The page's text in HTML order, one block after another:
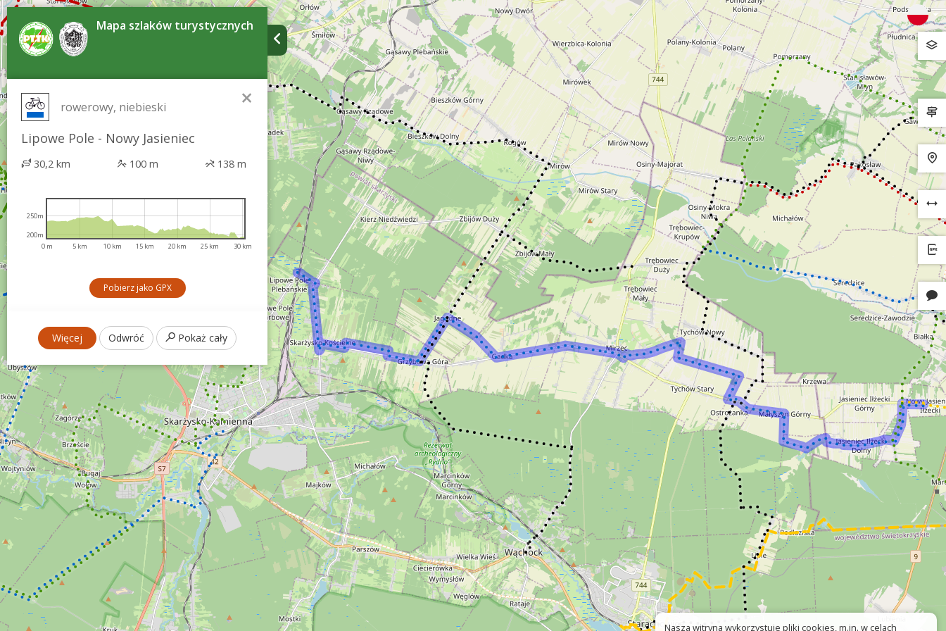
Mapa szlaków turystycznych
×
rowerowy, niebieski
Lipowe Pole - Nowy Jasieniec
30,2 km 100 m 138 m
0 m 5 km 10 km 15 km 20 km 25 km 30 km
200m
250m
Pobierz jako GPX
Więcej Odwróć Pokaż cały
Nasza witryna wykorzystuje pliki cookies, m.in. w celach